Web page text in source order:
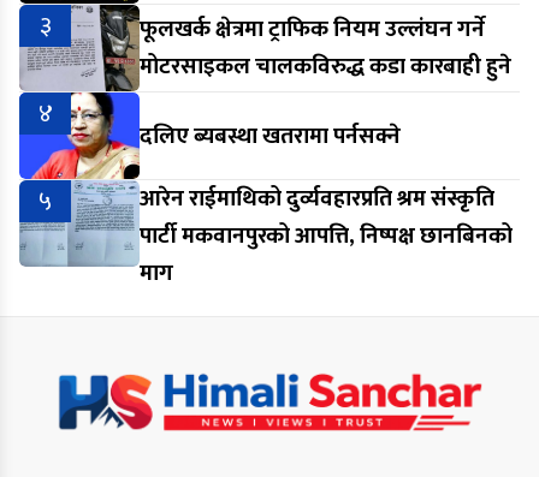
३
फूलखर्क क्षेत्रमा ट्राफिक नियम उल्लंघन गर्ने
मोटरसाइकल चालकविरुद्ध कडा कारबाही हुने
४
दलिए ब्यबस्था खतरामा पर्नसक्ने
५
आरेन राईमाथिको दुर्व्यवहारप्रति श्रम संस्कृति
पार्टी मकवानपुरको आपत्ति, निष्पक्ष छानबिनको
माग